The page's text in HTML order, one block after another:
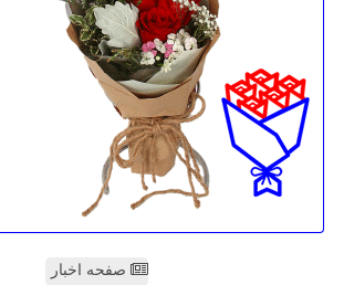
صفحه اخبار